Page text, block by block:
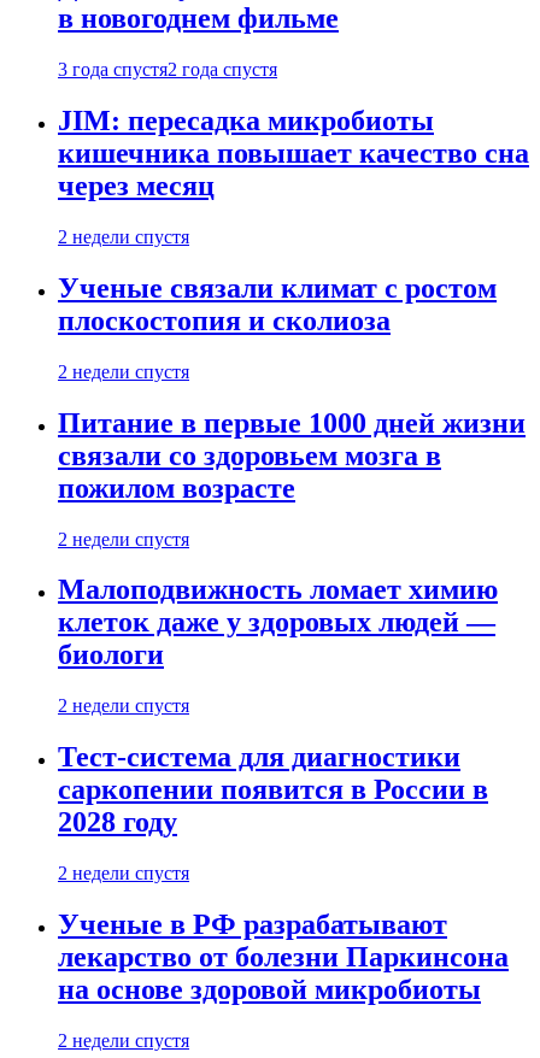
в новогоднем фильме
3 года спустя2 года спустя
JIM: пересадка микробиоты
кишечника повышает качество сна
через месяц
2 недели спустя
Ученые связали климат с ростом
плоскостопия и сколиоза
2 недели спустя
Питание в первые 1000 дней жизни
связали со здоровьем мозга в
пожилом возрасте
2 недели спустя
Малоподвижность ломает химию
клеток даже у здоровых людей —
биологи
2 недели спустя
Тест-система для диагностики
саркопении появится в России в
2028 году
2 недели спустя
Ученые в РФ разрабатывают
лекарство от болезни Паркинсона
на основе здоровой микробиоты
2 недели спустя